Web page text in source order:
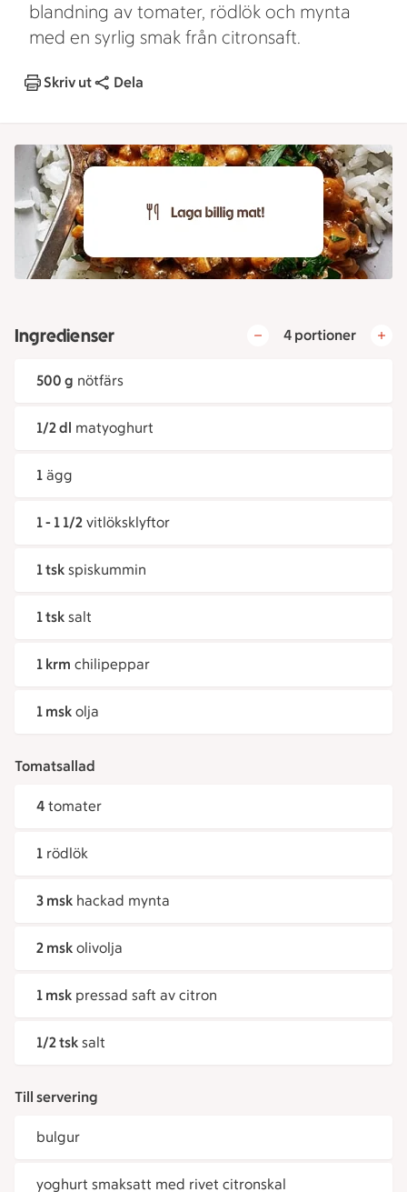
blandning av tomater, rödlök och mynta
med en syrlig smak från citronsaft.
Skriv ut Dela
Ingredienser 4 portioner
500 g nötfärs
1/2 dl matyoghurt
1 ägg
1 - 1 1/2 vitlöksklyftor
1 tsk spiskummin
1 tsk salt
1 krm chilipeppar
1 msk olja
Tomatsallad
4 tomater
1 rödlök
3 msk hackad mynta
2 msk olivolja
1 msk pressad saft av citron
1/2 tsk salt
Till servering
bulgur
yoghurt smaksatt med rivet citronskal